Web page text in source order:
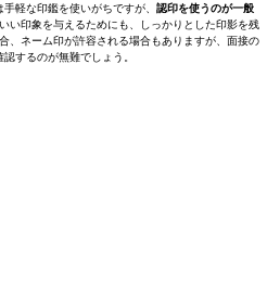
軽な印鑑を使いがちですが、 認印を使うのが一般
い印象を与えるためにも、しっかりとした印影を残
、ネーム印が許容される場合もありますが、面接の
するのが無難でしょう。